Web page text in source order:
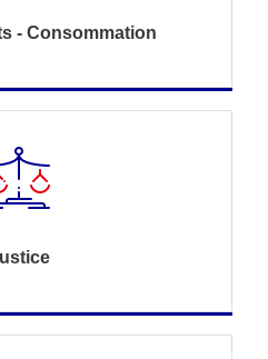
- Consommation